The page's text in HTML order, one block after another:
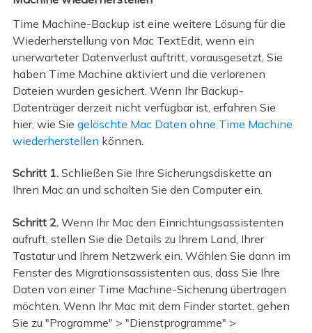
Time Machine-Backup ist eine weitere Lösung für die
Wiederherstellung von Mac TextEdit, wenn ein
unerwarteter Datenverlust auftritt, vorausgesetzt, Sie
haben Time Machine aktiviert und die verlorenen
Dateien wurden gesichert. Wenn Ihr Backup-
Datenträger derzeit nicht verfügbar ist, erfahren Sie
hier, wie Sie gelöschte Mac Daten ohne Time Machine
wiederherstellen können.
Schritt 1.Schließen Sie Ihre Sicherungsdiskette an
Ihren Mac an und schalten Sie den Computer ein.
Schritt 2.Wenn Ihr Mac den Einrichtungsassistenten
aufruft, stellen Sie die Details zu Ihrem Land, Ihrer
Tastatur und Ihrem Netzwerk ein. Wählen Sie dann im
Fenster des Migrationsassistenten aus, dass Sie Ihre
Daten von einer Time Machine-Sicherung übertragen
möchten. Wenn Ihr Mac mit dem Finder startet, gehen
Sie zu "Programme" > "Dienstprogramme" >